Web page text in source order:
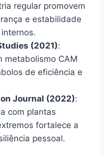
regular promovem
e estabilidade
(2021):
metabolismo CAM
de eficiência e
Journal (2022):
com plantas
fortalece a
pessoal.